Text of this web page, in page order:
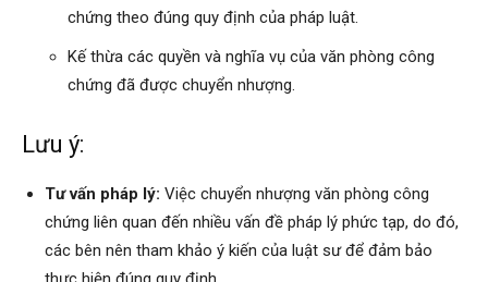
chứng theo đúng quy định của pháp luật.
Kế thừa các quyền và nghĩa vụ của văn phòng công
chứng đã được chuyển nhượng.
Lưu ý:
Tư vấn pháp lý: Việc chuyển nhượng văn phòng công
chứng liên quan đến nhiều vấn đề pháp lý phức tạp, do đó,
các bên nên tham khảo ý kiến của luật sư để đảm bảo